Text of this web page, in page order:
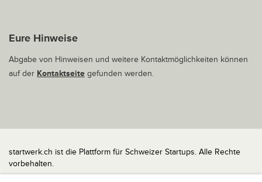
Eure Hinweise
Abgabe von Hinweisen und weitere Kontaktmöglichkeiten können
auf der Kontaktseite gefunden werden.
startwerk.ch ist die Plattform für Schweizer Startups. Alle Rechte
vorbehalten.